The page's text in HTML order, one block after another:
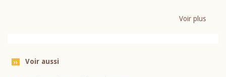
Voir plus
Voir aussi